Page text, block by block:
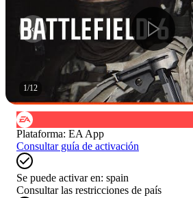
1/12
Plataforma: EA App
Consultar guía de activación
Se puede activar en: spain
Consultar las restricciones de país